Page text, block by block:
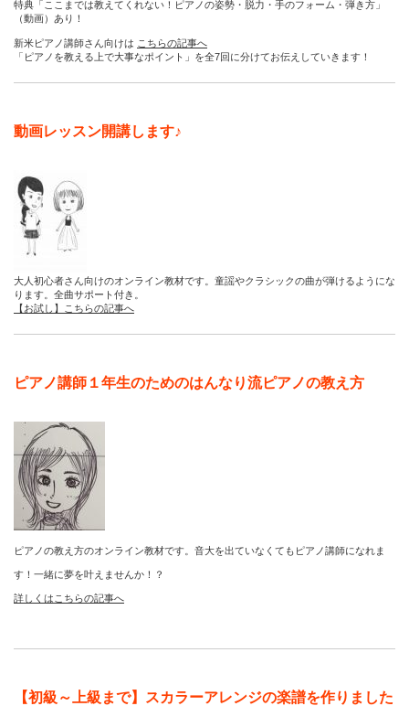
特典「ここまでは教えてくれない！ピアノの姿勢・脱力・手のフォーム・弾き方」
（動画）あり！
新米ピアノ講師さん向けは こちらの記事へ
「ピアノを教える上で大事なポイント」を全7回に分けてお伝えしていきます！
動画レッスン開講します♪
大人初心者さん向けのオンライン教材です。童謡やクラシックの曲が弾けるようにな
ります。全曲サポート付き。
【お試し】こちらの記事へ
ピアノ講師１年生のためのはんなり流ピアノの教え方
ピアノの教え方のオンライン教材です。音大を出ていなくてもピアノ講師になれま
す！一緒に夢を叶えませんか！？
詳しくはこちらの記事へ
【初級～上級まで】スカラーアレンジの楽譜を作りました